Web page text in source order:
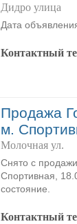
Дидро улица
Дата
Контактный
Продажа
м.
Молочная ул.
Снято с
Спортивная,
состояние.
Контактный